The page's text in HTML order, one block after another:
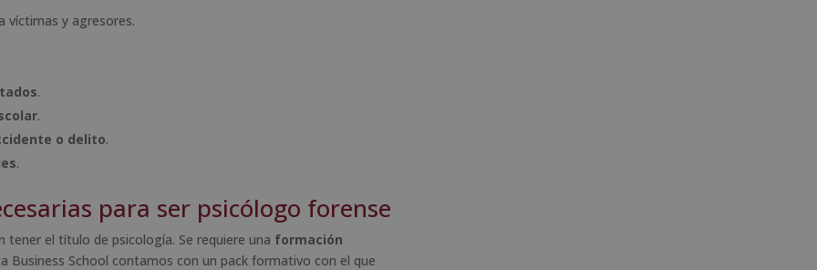
víctimas y agresores.
.
.
o delito.
.
para ser psicólogo forense
el título de psicología. Se requiere una formación
Business School contamos con un pack formativo con el que